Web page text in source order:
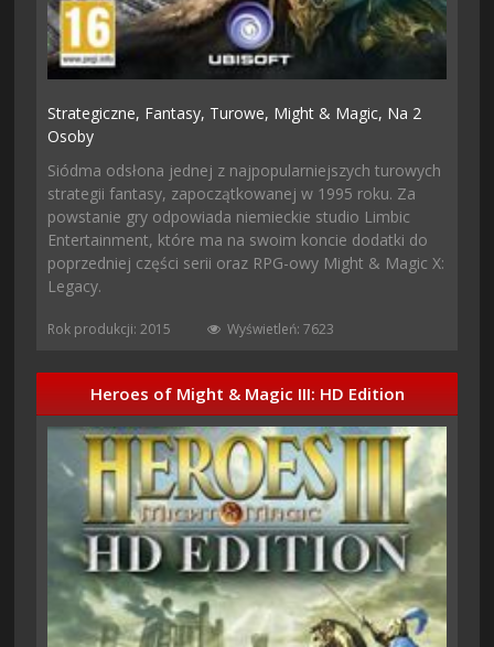
Strategiczne, Fantasy, Turowe, Might & Magic, Na 2
Osoby
Siódma odsłona jednej z najpopularniejszych turowych
strategii fantasy, zapoczątkowanej w 1995 roku. Za
powstanie gry odpowiada niemieckie studio Limbic
Entertainment, które ma na swoim koncie dodatki do
poprzedniej części serii oraz RPG-owy Might & Magic X:
Legacy.
Rok produkcji: 2015 Wyświetleń: 7623
Heroes of Might & Magic III: HD Edition